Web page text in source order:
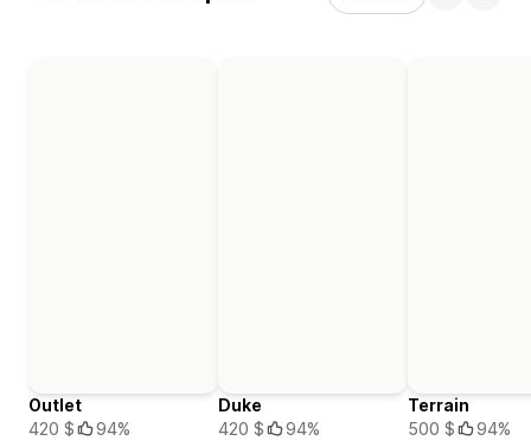
Outlet
420 $
94%
Duke
420 $
94%
Terrain
500 $
94%